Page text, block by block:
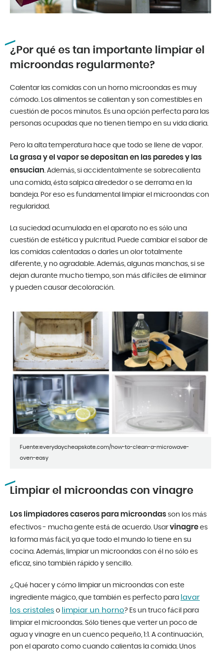
¿Por qué es tan importante limpiar el
microondas regularmente?
Calentar las comidas con un horno microondas es muy
cómodo. Los alimentos se calientan y son comestibles en
cuestión de pocos minutos. Es una opción perfecta para las
personas ocupadas que no tienen tiempo en su vida diaria.
Pero la alta temperatura hace que todo se llene de vapor.
La grasa y el vapor se depositan en las paredes y las
ensucian. Además, si accidentalmente se sobrecalienta
una comida, ésta salpica alrededor o se derrama en la
bandeja. Por eso es fundamental limpiar el microondas con
regularidad.
La suciedad acumulada en el aparato no es sólo una
cuestión de estética y pulcritud. Puede cambiar el sabor de
las comidas calentadas o darles un olor totalmente
diferente, y no agradable. Además, algunas manchas, si se
dejan durante mucho tiempo, son más difíciles de eliminar
y pueden causar decoloración.
Fuente:everydaycheapskate.com/how-to-clean-a-microwave-
oven-easy
Limpiar el microondas con vinagre
Los limpiadores caseros para microondas son los más
efectivos - mucha gente está de acuerdo. Usarvinagre es
la forma más fácil, ya que todo el mundo lo tiene en su
cocina. Además, limpiar un microondas con él no sólo es
eficaz, sino también rápido y sencillo.
¿Qué hacer y cómo limpiar un microondas con este
ingrediente mágico, que también es perfecto para lavar
los cristales o limpiar un horno? Es un truco fácil para
limpiar el microondas. Sólo tienes que verter un poco de
agua y vinagre en un cuenco pequeño, 1:1. A continuación,
pon el aparato como cuando calientas la comida. Unos